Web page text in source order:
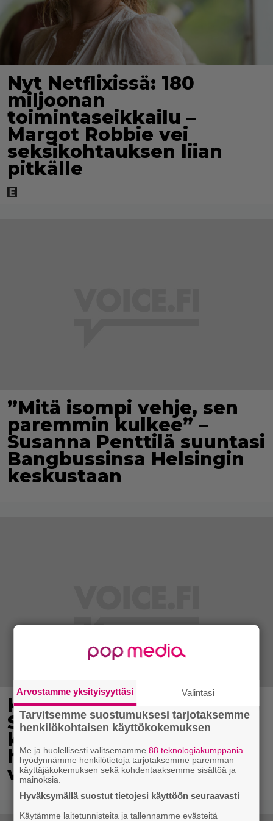
Nyt Netflixissä: 180
miljoonan
toimintaseikkailu –
Margot Robbie vei
seksikohtauksen liian
pitkälle
”Mitä isompi vehje, sen
paremmin kulkee” –
Susanna Penttilä suuntasi
Bangbussinsa Helsingin
keskustaan
Karita Tykän ja Sami
Saikkosen rakkaus
kukoistaa – vähäpukeista
hempeilyä ja leveitä
virnistyksiä laiturilla
Arvostamme yksityisyyttäsi Valintasi
Tarvitsemme suostumuksesi tarjotaksemme
henkilökohtaisen käyttökokemuksen
Me ja huolellisesti valitsemamme88 teknologiakumppania
hyödynnämme henkilötietoja tarjotaksemme paremman
käyttäjäkokemuksen sekä kohdentaaksemme sisältöä ja
mainoksia.
Hyväksymällä suostut tietojesi käyttöön seuraavasti
Käytämme laitetunnisteita ja tallennamme evästeitä